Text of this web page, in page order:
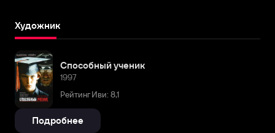
Художник
Способный ученик
1997
Рейтинг Иви: 8,1
Подробнее